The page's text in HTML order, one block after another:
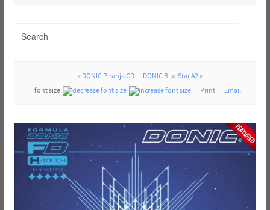
« DONIC Piranja CD
DONIC BlueStar A2 »
font size
Print Email